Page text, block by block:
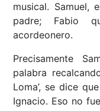
musical. Samuel,
padre; Fabio
acordeonero.
Precisamente
palabra
Loma’, se dice
Ignacio. Eso no